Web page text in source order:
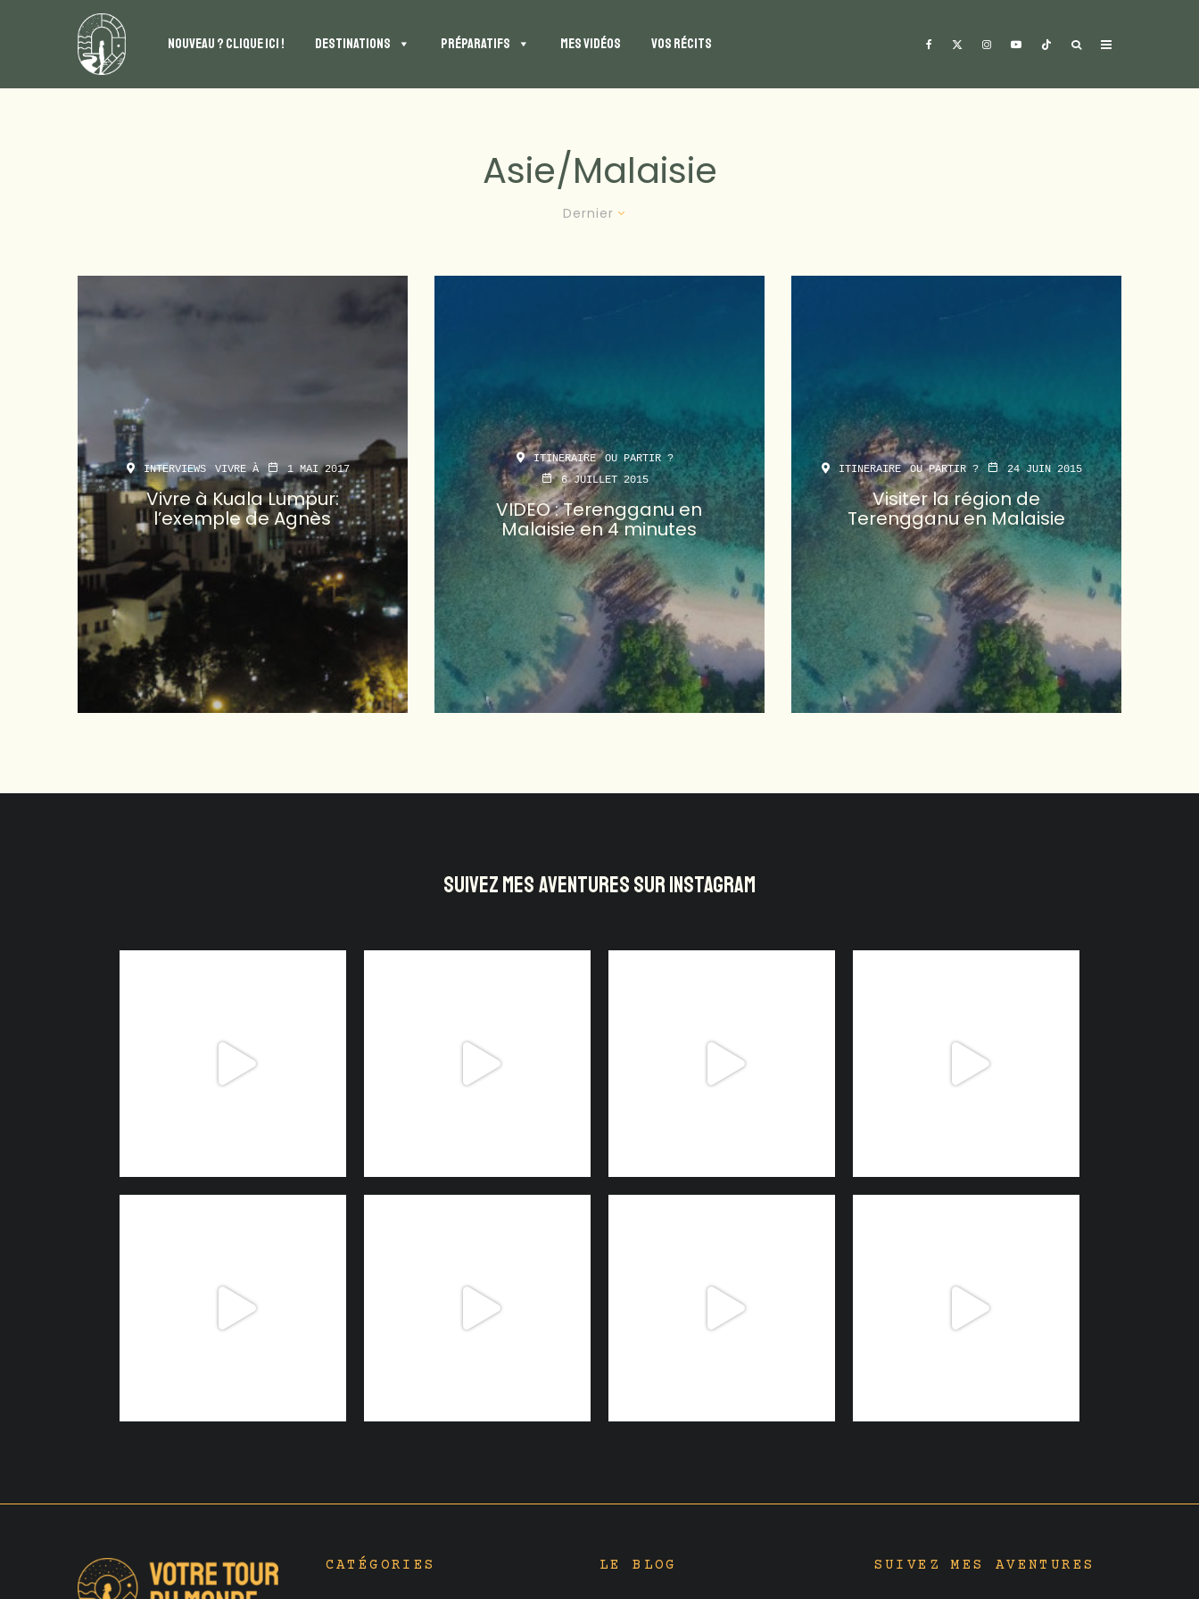
NOUVEAU ? CLIQUE ICI ! DESTINATIONS PRÉPARATIFS MES VIDÉOS VOS RÉCITS
Asie/malaisie
Dernier
INTERVIEWS VIVRE À 1 MAI 2017
Vivre à Kuala Lumpur:
l’exemple de Agnès
ITINERAIRE
OU PARTIR ?
6 JUILLET 2015
VIDEO : Terengganu en
Malaisie en 4 minutes
ITINERAIRE OU PARTIR ? 24 JUIN 2015
Visiter la région de
Terengganu en Malaisie
SUIVEZ MES AVENTURES SUR INSTAGRAM
CATÉGORIES LE BLOG SUIVEZ MES AVENTURES